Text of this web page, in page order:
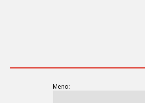
Meno: